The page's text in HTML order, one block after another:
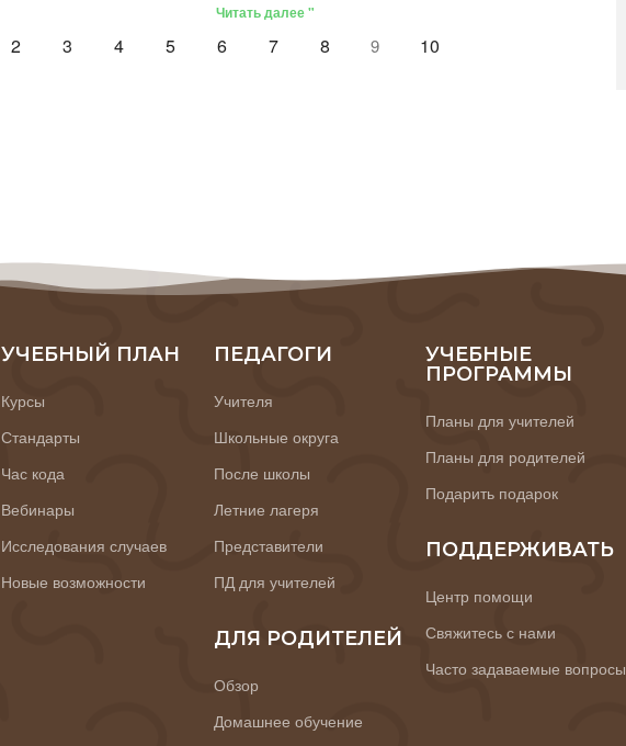
Читать далее "
2 3 4 5 6 7 8 9 10
УЧЕБНЫЙ ПЛАН
Курсы
Стандарты
Час кода
Вебинары
Исследования случаев
Новые возможности
ПЕДАГОГИ
Учителя
Школьные округа
После школы
Летние лагеря
Представители
ПД для учителей
ДЛЯ РОДИТЕЛЕЙ
Обзор
Домашнее обучение
УЧЕБНЫЕ
ПРОГРАММЫ
Планы для учителей
Планы для родителей
Подарить подарок
ПОДДЕРЖИВАТЬ
Центр помощи
Свяжитесь с нами
Часто задаваемые вопросы